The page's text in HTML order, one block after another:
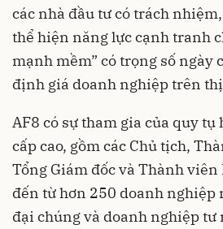
các nhà đầu tư có trách
thể hiện năng lực cạnh tranh
mạnh mềm” có trọng số ngày
định giá doanh nghiệp trên
AF8 có sự tham gia của quy
cấp cao, gồm các Chủ tịch,
Tổng Giám đốc và Thành
đến từ hơn 250 doanh nghiệp
đại chúng và doanh nghiệp tư